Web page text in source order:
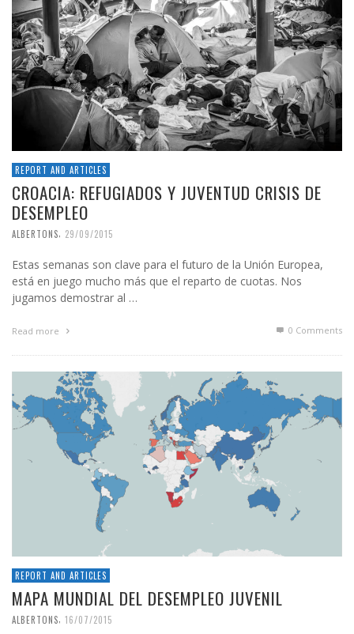
REPORT AND ARTICLES
CROACIA: REFUGIADOS Y JUVENTUD CRISIS DE
DESEMPLEO
ALBERTONS, 29/09/2015
Estas semanas son clave para el futuro de la Unión Europea,
está en juego mucho más que el reparto de cuotas. Nos
jugamos demostrar al …
Read more 0 Comments
REPORT AND ARTICLES
MAPA MUNDIAL DEL DESEMPLEO JUVENIL
ALBERTONS, 16/07/2015